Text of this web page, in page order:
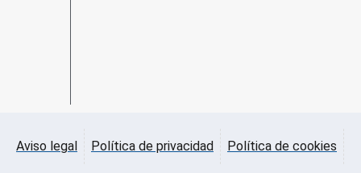
Aviso legal Política de privacidad Política de cookies